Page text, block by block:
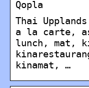
Qopla
Thai
a la carte,
lunch, mat,
kinamat, …